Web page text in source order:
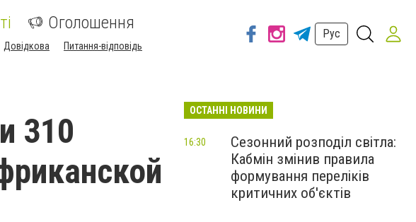
Оголошення
Довідкова Питання-відповідь
Рус
310
ОСТАННІ НОВИНИ
Сезонний розподіл світла:
Кабмін змінив правила
формування переліків
критичних об'єктів
16:30